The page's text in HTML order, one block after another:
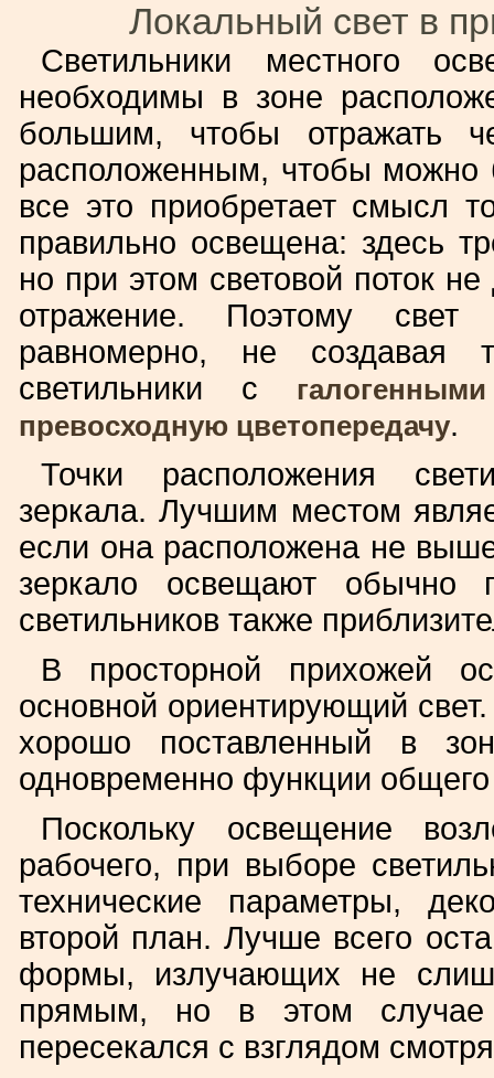
Локальный свет в
Светильники местного
необходимы в зоне
большим, чтобы отражать
расположенным, чтобы можно
все это приобретает смысл
правильно освещена: здесь
но при этом световой поток
отражение. Поэтому свет
равномерно, не создавая
светильники с
превосходную цветопередачу.
Точки расположения
зеркала. Лучшим местом
если она расположена не
зеркало освещают обычно
светильников также
В просторной прихожей
основной ориентирующий
хорошо поставленный в
одновременно функции
Поскольку освещение
рабочего, при выборе
технические параметры,
второй план. Лучше всего
формы, излучающих не
прямым, но в этом случае
пересекался с взглядом